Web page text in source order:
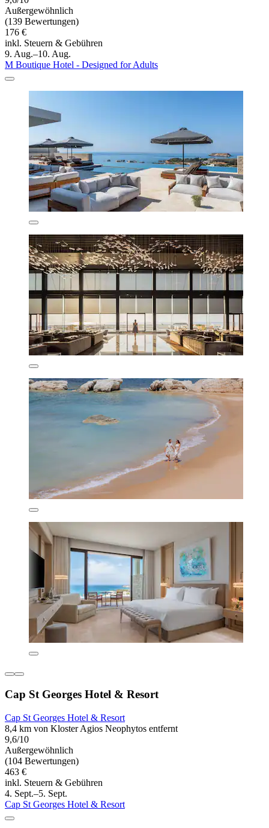
Außergewöhnlich
(139 Bewertungen)
176 €
inkl. Steuern & Gebühren
9. Aug.–10. Aug.
M Boutique Hotel - Designed for Adults
Cap St Georges Hotel & Resort
Cap St Georges Hotel & Resort
8,4 km von Kloster Agios Neophytos entfernt
9,6/10
Außergewöhnlich
(104 Bewertungen)
463 €
inkl. Steuern & Gebühren
4. Sept.–5. Sept.
Cap St Georges Hotel & Resort